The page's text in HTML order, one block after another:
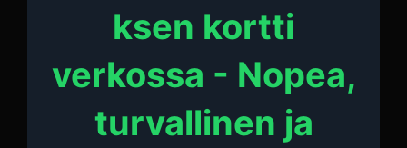
ksen kortti
verkossa - Nopea,
turvallinen ja